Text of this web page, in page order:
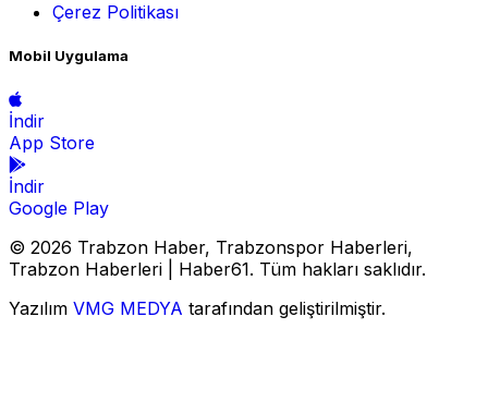
Çerez Politikası
Mobil Uygulama
İndir
App Store
İndir
Google Play
© 2026 Trabzon Haber, Trabzonspor Haberleri,
Trabzon Haberleri | Haber61. Tüm hakları saklıdır.
Yazılım VMG MEDYA tarafından geliştirilmiştir.